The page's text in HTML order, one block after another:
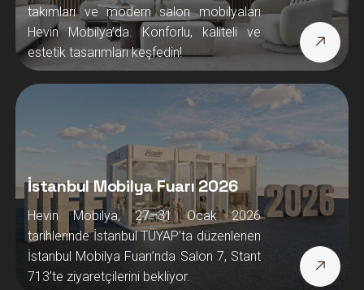
takımları ve modern salon mobilyaları
Hevin Mobilya’da. Konforlu, kaliteli ve
estetik tasarımları keşfedin!
İstanbul Mobilya Fuarı 2026
Hevin Mobilya, 27–31 Ocak 2026
tarihlerinde İstanbul TÜYAP’ta düzenlenen
İstanbul Mobilya Fuarı’nda Salon 7, Stant
713’te ziyaretçilerini bekliyor.